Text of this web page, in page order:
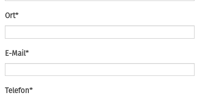
Pflichtfeld
Ort*
Pflichtfeld
E-Mail*
Pflichtfeld
Telefon*